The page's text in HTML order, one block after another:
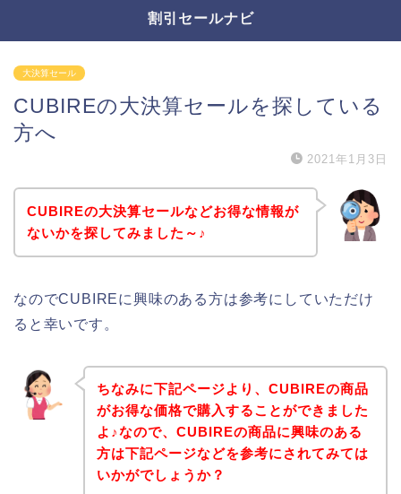
割引セールナビ
大決算セール
CUBIREの大決算セールを探している
方へ
2021年1月3日
CUBIREの大決算セールなどお得な情報が
ないかを探してみました～♪
なのでCUBIREに興味のある方は参考にしていただけ
ると幸いです。
ちなみに下記ページより、CUBIREの商品
がお得な価格で購入することができました
よ♪なので、CUBIREの商品に興味のある
方は下記ページなどを参考にされてみては
いかがでしょうか？